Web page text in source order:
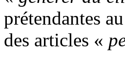
prétendantes
des articles «